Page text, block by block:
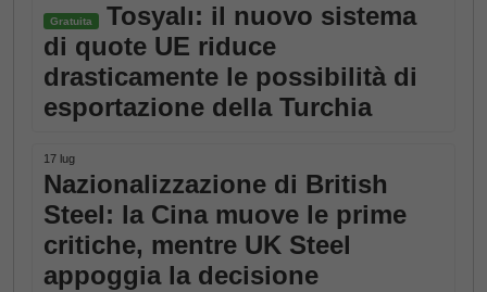
Gratuita
Tosyalı: il nuovo sistema
di quote UE riduce
drasticamente le possibilità di
esportazione della Turchia
17 lug
Nazionalizzazione di British
Steel: la Cina muove le prime
critiche, mentre UK Steel
appoggia la decisione